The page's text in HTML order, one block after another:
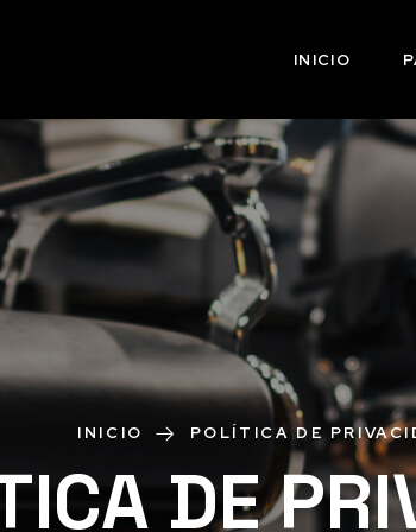
INICIO
INICIO POLÍTICA DE
DE